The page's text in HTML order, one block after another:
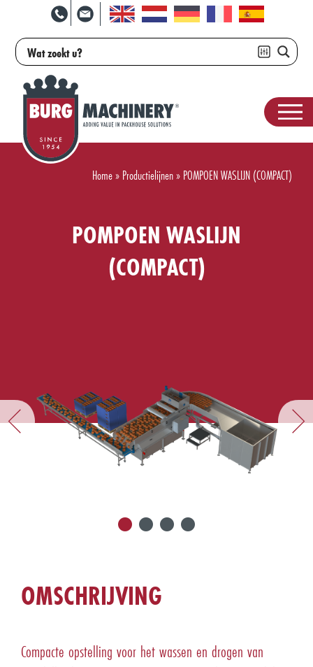
Home» Productielijnen» POMPOEN WASLIJN (COMPACT)
POMPOEN WASLIJN
(COMPACT)
OMSCHRIJVING
Compacte opstelling voor het wassen en drogen van